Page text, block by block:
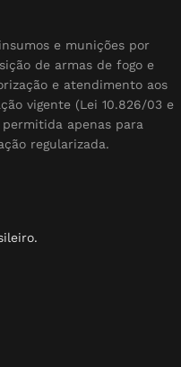
e munições por
de armas de fogo e
e atendimento aos
vigente (Lei 10.826/03 e
apenas para
regularizada.